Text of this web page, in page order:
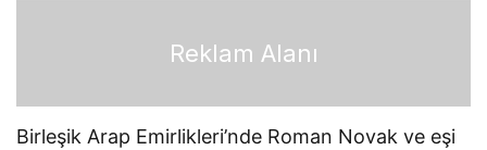
Reklam Alanı
Birleşik Arap Emirlikleri’nde Roman Novak ve eşi